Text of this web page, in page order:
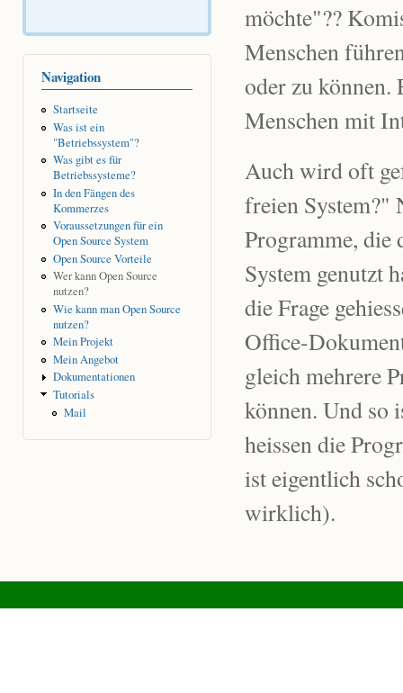
Navigation
Startseite
Was ist ein
"Betriebssystem"?
Was gibt es für
Betriebssysteme?
In den Fängen des
Kommerzes
Voraussetzungen für ein
Open Source System
Open Source Vorteile
Wer kann Open Source
nutzen?
Wie kann man Open Source
nutzen?
Mein Projekt
Mein Angebot
Dokumentationen
Tutorials
Mail
möchte"??
Menschen
oder zu
Menschen mit
Auch wird oft
freien System?"
Programme, die
System genutzt
die Frage
Office-
gleich mehrere
können. Und so
heissen die
ist eigentlich
wirklich).